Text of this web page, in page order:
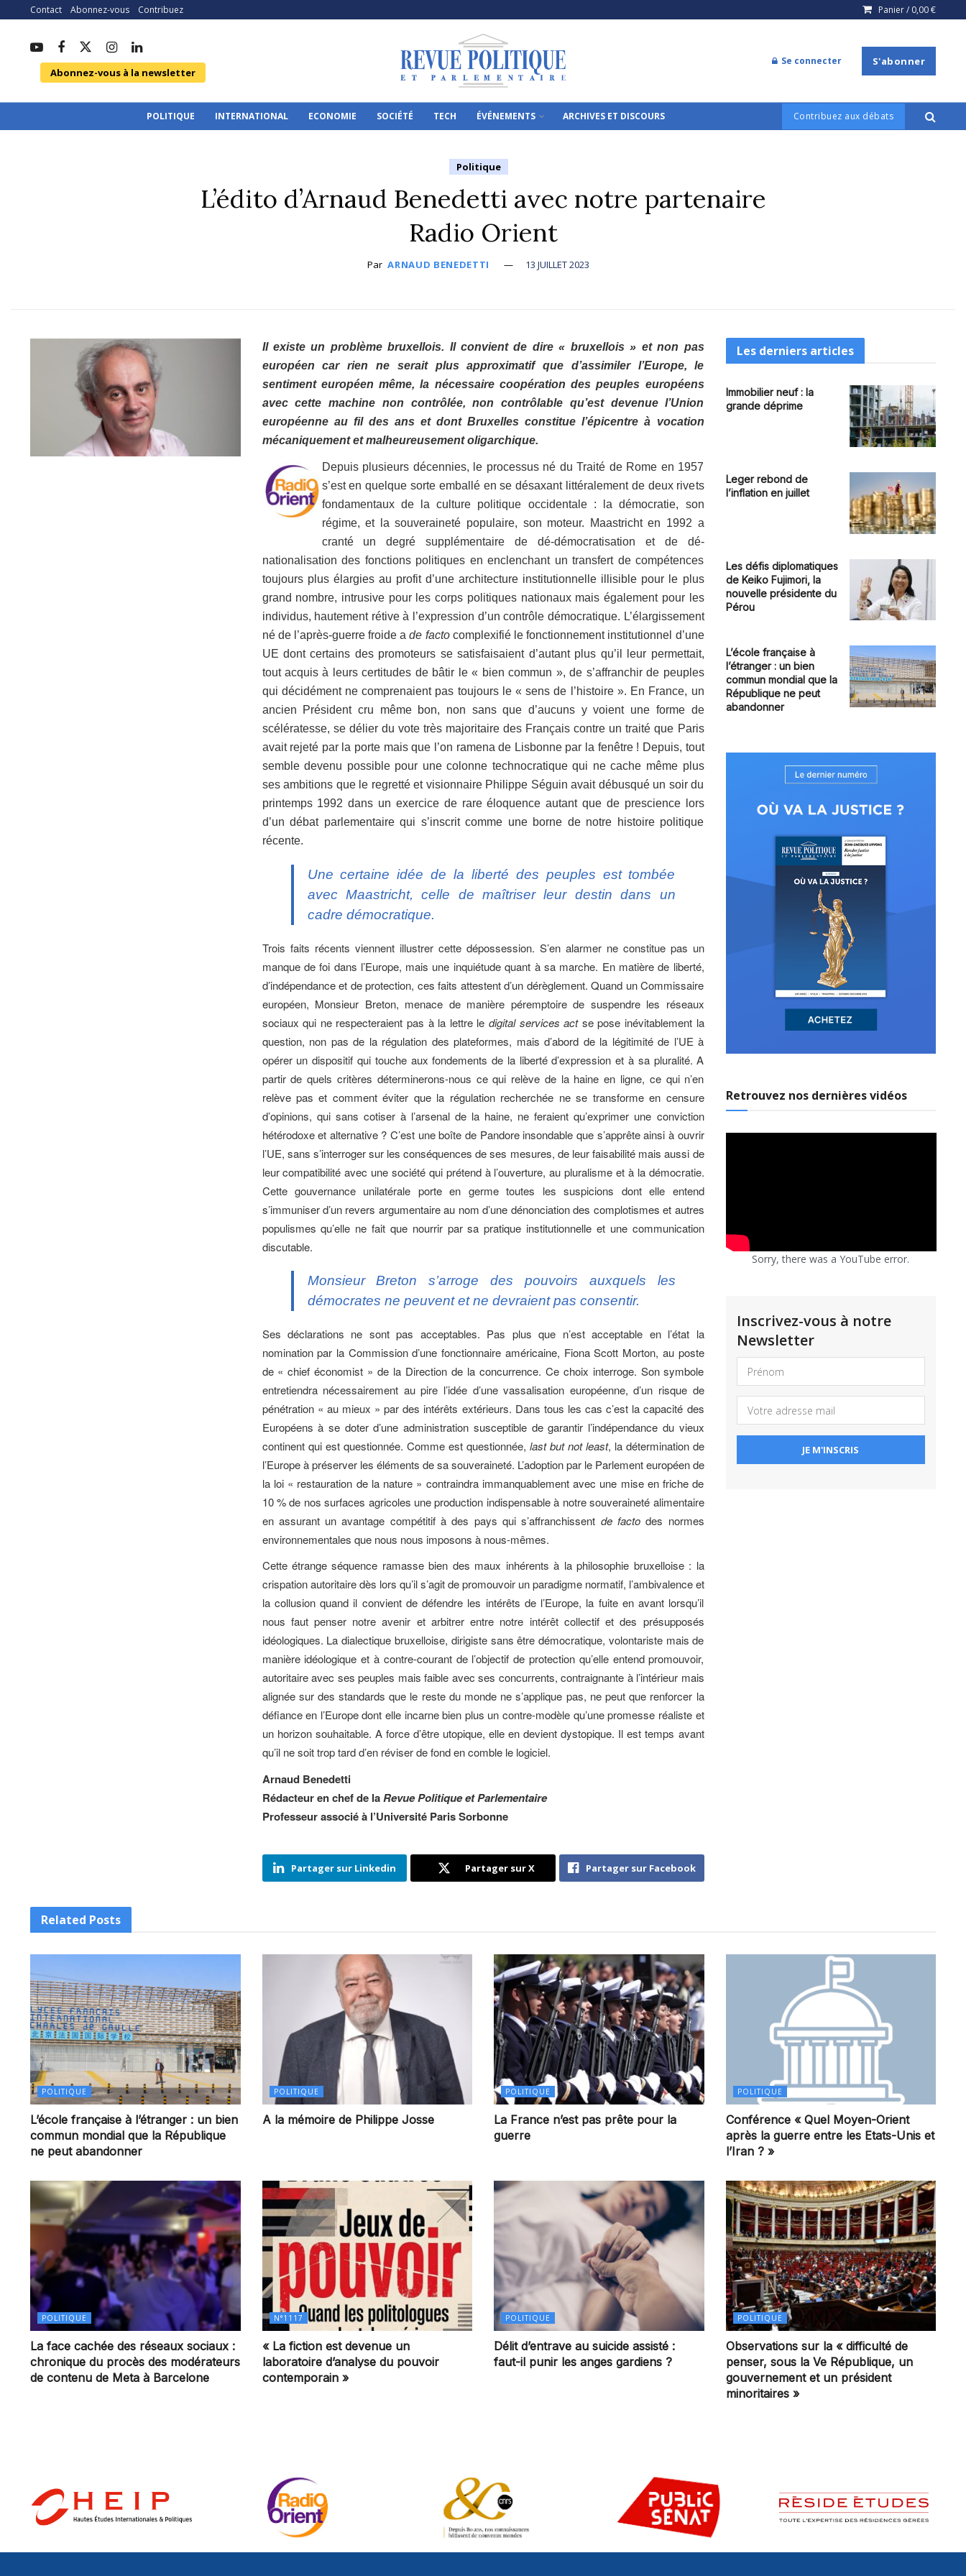
Contact Abonnez-vous Contribuez Panier / 0,00€
Abonnez-vous à la newsletter
Se connecter S'abonner
POLITIQUE INTERNATIONAL ECONOMIE SOCIÉTÉ TECH ÉVÉNEMENTS ARCHIVES ET DISCOURS Contribuez aux débats
Politique
L’édito d’Arnaud Benedetti avec notre partenaire
Radio Orient
Par ARNAUD BENEDETTI 13 JUILLET 2023
Il existe un problème bruxellois. Il convient de dire « bruxellois » et non pas
européen car rien ne serait plus approximatif que d’assimiler l’Europe, le
sentiment européen même, la nécessaire coopération des peuples européens
avec cette machine non contrôlée, non contrôlable qu’est devenue l’Union
européenne au fil des ans et dont Bruxelles constitue l’épicentre à vocation
mécaniquement et malheureusement oligarchique.
Depuis plusieurs décennies, le processus né du Traité de Rome en 1957
s’est en quelque sorte emballé en se désaxant littéralement de deux rivets
fondamentaux de la culture politique occidentale : la démocratie, son
régime, et la souveraineté populaire, son moteur. Maastricht en 1992 a
cranté un degré supplémentaire de dé-démocratisation et de dé-
nationalisation des fonctions politiques en enclenchant un transfert de compétences
toujours plus élargies au profit d’une architecture institutionnelle illisible pour le plus
grand nombre, intrusive pour les corps politiques nationaux mais également pour les
individus, hautement rétive à l’expression d’un contrôle démocratique. L’élargissement
né de l’après-guerre froide ade factocomplexifié le fonctionnement institutionnel d’une
UE dont certains des promoteurs se satisfaisaient d’autant plus qu’il leur permettait,
tout acquis à leurs certitudes de bâtir le « bien commun », de s’affranchir de peuples
qui décidément ne comprenaient pas toujours le « sens de l’histoire ». En France, un
ancien Président cru même bon, non sans que d’aucuns y voient une forme de
scélératesse, se délier du vote très majoritaire des Français contre un traité que Paris
avait rejeté par la porte mais que l’on ramena de Lisbonne par la fenêtre ! Depuis, tout
semble devenu possible pour une colonne technocratique qui ne cache même plus
ses ambitions que le regretté et visionnaire Philippe Séguin avait débusqué un soir du
printemps 1992 dans un exercice de rare éloquence autant que de prescience lors
d’un débat parlementaire qui s’inscrit comme une borne de notre histoire politique
récente.
Une certaine idée de la liberté des peuples est tombée
avec Maastricht, celle de maîtriser leur destin dans un
cadre démocratique.
Trois faits récents viennent illustrer cette dépossession. S’en alarmer ne constitue pas un
manque de foi dans l’Europe, mais une inquiétude quant à sa marche. En matière de liberté,
d’indépendance et de protection, ces faits attestent d’un dérèglement. Quand un Commissaire
européen, Monsieur Breton, menace de manière péremptoire de suspendre les réseaux
sociaux qui ne respecteraient pas à la lettre le digital services actse pose inévitablement la
question, non pas de la régulation des plateformes, mais d’abord de la légitimité de l’UE à
opérer un dispositif qui touche aux fondements de la liberté d’expression et à sa pluralité. A
partir de quels critères déterminerons-nous ce qui relève de la haine en ligne, ce qui n’en
relève pas et comment éviter que la régulation recherchée ne se transforme en censure
d’opinions, qui sans cotiser à l’arsenal de la haine, ne feraient qu’exprimer une conviction
hétérodoxe et alternative ? C’est une boîte de Pandore insondable que s’apprête ainsi à ouvrir
l’UE, sans s’interroger sur les conséquences de ses mesures, de leur faisabilité mais aussi de
leur compatibilité avec une société qui prétend à l’ouverture, au pluralisme et à la démocratie.
Cette gouvernance unilatérale porte en germe toutes les suspicions dont elle entend
s’immuniser d’un revers argumentaire au nom d’une dénonciation des complotismes et autres
populismes qu’elle ne fait que nourrir par sa pratique institutionnelle et une communication
discutable.
Monsieur Breton s’arroge des pouvoirs auxquels les
démocrates ne peuvent et ne devraient pas consentir.
Ses déclarations ne sont pas acceptables. Pas plus que n’est acceptable en l’état la
nomination par la Commission d’une fonctionnaire américaine, Fiona Scott Morton, au poste
de « chief économist » de la Direction de la concurrence. Ce choix interroge. Son symbole
entretiendra nécessairement au pire l’idée d’une vassalisation européenne, d’un risque de
pénétration « au mieux » par des intérêts extérieurs. Dans tous les cas c’est la capacité des
Européens à se doter d’une administration susceptible de garantir l’indépendance du vieux
continent qui est questionnée. Comme est questionnée, last but not least, la détermination de
l’Europe à préserver les éléments de sa souveraineté. L’adoption par le Parlement européen de
la loi « restauration de la nature » contraindra immanquablement avec une mise en friche de
10 % de nos surfaces agricoles une production indispensable à notre souveraineté alimentaire
en assurant un avantage compétitif à des pays qui s’affranchissent de factodes normes
environnementales que nous nous imposons à nous-mêmes.
Cette étrange séquence ramasse bien des maux inhérents à la philosophie bruxelloise : la
crispation autoritaire dès lors qu’il s’agit de promouvoir un paradigme normatif, l’ambivalence et
la collusion quand il convient de défendre les intérêts de l’Europe, la fuite en avant lorsqu’il
nous faut penser notre avenir et arbitrer entre notre intérêt collectif et des présupposés
idéologiques. La dialectique bruxelloise, dirigiste sans être démocratique, volontariste mais de
manière idéologique et à contre-courant de l’objectif de protection qu’elle entend promouvoir,
autoritaire avec ses peuples mais faible avec ses concurrents, contraignante à l’intérieur mais
alignée sur des standards que le reste du monde ne s’applique pas, ne peut que renforcer la
défiance en l’Europe dont elle incarne bien plus un contre-modèle qu’une promesse réaliste et
un horizon souhaitable. A force d’être utopique, elle en devient dystopique. Il est temps avant
qu’il ne soit trop tard d’en réviser de fond en comble le logiciel.
Arnaud Benedetti
Rédacteur en chef de laRevue Politique et Parlementaire
Professeur associé à l’Université Paris Sorbonne
Partager sur Linkedin Partager sur X Partager sur Facebook
Les derniers articles
Immobilier neuf : la
grande déprime
Leger rebond de
l’inflation en juillet
Les défis diplomatiques
de Keiko Fujimori, la
nouvelle présidente du
Pérou
L’école française à
l’étranger : un bien
commun mondial que la
République ne peut
abandonner
Retrouvez nos dernières vidéos
Sorry, there was a YouTube error.
Inscrivez-vous à notre
Newsletter
Related Posts
POLITIQUE
L’école française à l’étranger : un bien
commun mondial que la République
ne peut abandonner
POLITIQUE
A la mémoire de Philippe Josse
POLITIQUE
La France n’est pas prête pour la
guerre
POLITIQUE
Conférence « Quel Moyen-Orient
après la guerre entre les Etats-Unis et
l’Iran ? »
POLITIQUE
La face cachée des réseaux sociaux :
chronique du procès des modérateurs
de contenu de Meta à Barcelone
N°1117
« La fiction est devenue un
laboratoire d’analyse du pouvoir
contemporain »
POLITIQUE
Délit d’entrave au suicide assisté :
faut-il punir les anges gardiens ?
POLITIQUE
Observations sur la « difficulté de
penser, sous la Ve République, un
gouvernement et un président
minoritaires »